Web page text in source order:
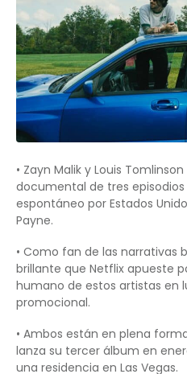
• Zayn Malik y Louis
documental de tres
espontáneo por Estados
Payne.
• Como fan de las narrativas
brillante que Netflix apueste
humano de estos artistas en
promocional.
• Ambos están en plena
lanza su tercer álbum en
una residencia en Las Vegas.